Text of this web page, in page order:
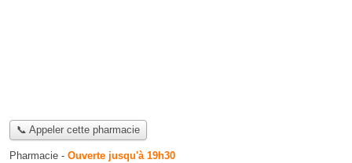
📞 Appeler cette pharmacie
Pharmacie - Ouverte jusqu'à 19h30